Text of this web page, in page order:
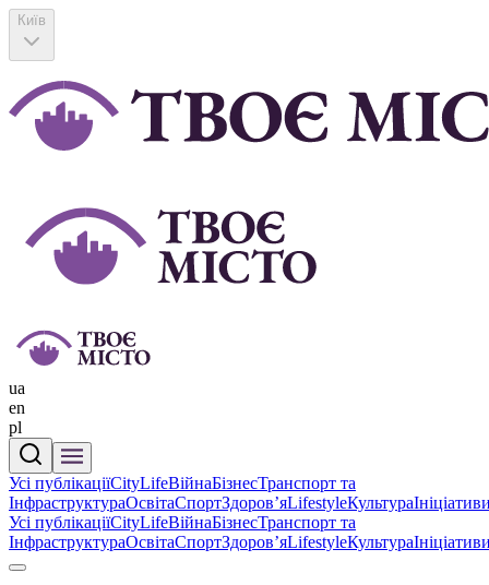
Київ
ua
en
pl
Усі публікаціїCityLifeВійнаБізнесТранспорт та
ІнфраструктураОсвітаСпортЗдоровʼяLifestyleКультура
Усі публікаціїCityLifeВійнаБізнесТранспорт та
ІнфраструктураОсвітаСпортЗдоровʼяLifestyleКультура